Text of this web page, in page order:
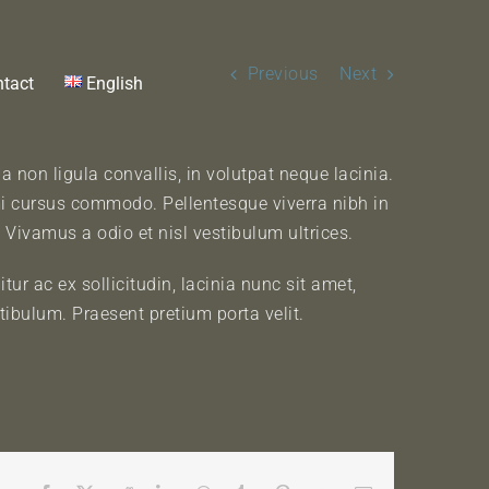
English Previous Next
non ligula convallis, in volutpat neque lacinia.
commodo. Pellentesque viverra nibh in
a odio et nisl vestibulum ultrices.
ac ex sollicitudin, lacinia nunc sit amet,
Praesent pretium porta velit.